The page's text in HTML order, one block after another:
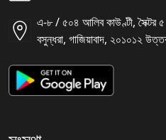
এ-৮ / ৫০৪ আলিব কাউণ্টী, সৈক্টর ৫
বসুন্ধরা, গাজিয়াবাদ, ২০১০১২